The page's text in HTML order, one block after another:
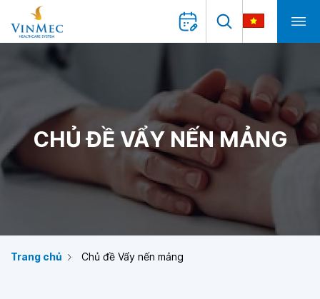
CHỦ ĐỀ VẨY NẾN MẢNG
Trang chủ Chủ đề Vẩy nến mảng